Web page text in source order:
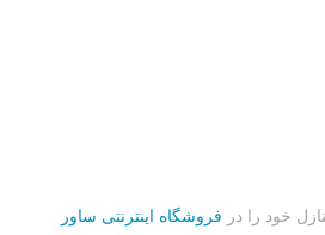
خود را در فروشگاه اینترنتی ساور